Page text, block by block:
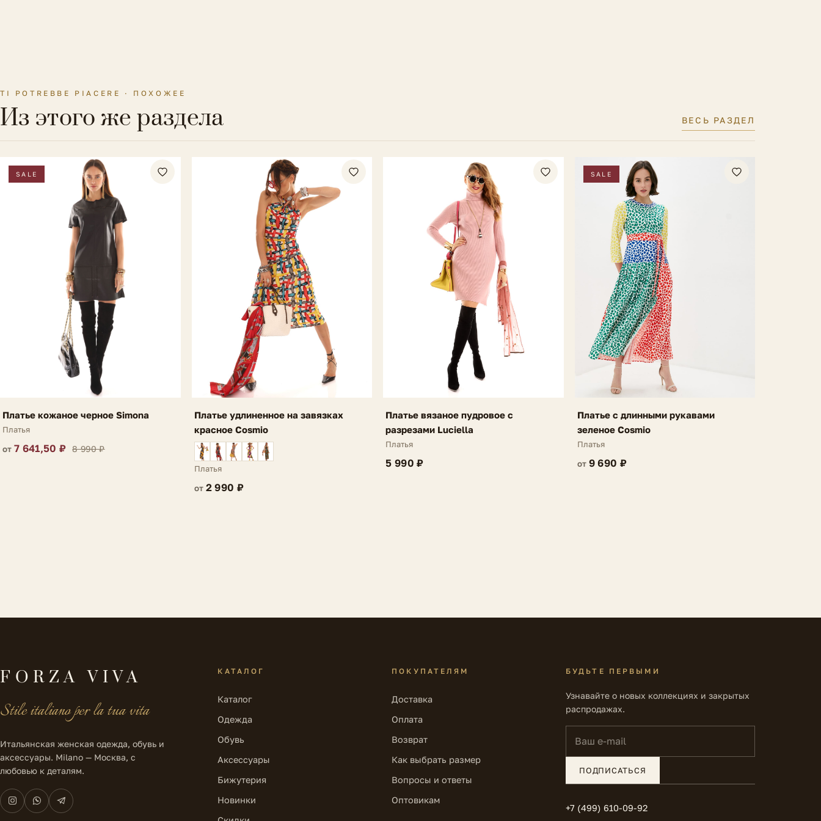
TI POTREBBE PIACERE · ПОХОЖЕЕ
Из этого же раздела ВЕСЬ РАЗДЕЛ
SALE
Платье кожаное черное Simona
Платья
от 7 641,50 ₽ 8 990 ₽
Платье удлиненное на завязках
красное Cosmio
Платья
от 2 990 ₽
Платье вязаное пудровое с
разрезами Luciella
Платья
5 990 ₽
SALE
Платье с длинными рукавами
зеленое Cosmio
Платья
от 9 690 ₽
FORZA VIVA
Stile italiano per la tua vita
Итальянская женская одежда, обувь и
аксессуары. Milano — Москва, с
любовью к деталям.
КАТАЛОГ
Каталог
Одежда
Обувь
Аксессуары
Бижутерия
Новинки
ПОКУПАТЕЛЯМ
Доставка
Оплата
Возврат
Как выбрать размер
Вопросы и ответы
Оптовикам
БУДЬТЕ ПЕРВЫМИ
Узнавайте о новых коллекциях и закрытых
распродажах.
ПОДПИСАТЬСЯ
+7 (499) 610-09-92